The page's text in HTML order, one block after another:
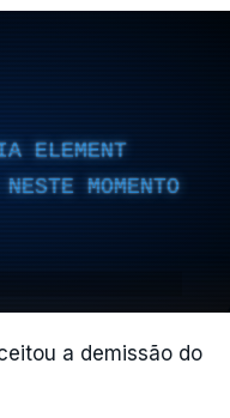
ELEMENT
MOMENTO
a demissão do